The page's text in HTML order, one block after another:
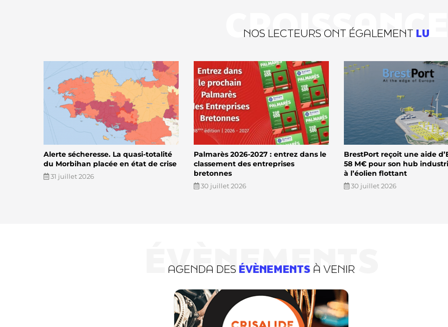
CROISSANCE
NOS LECTEURS ONT ÉGALEMENT LU
Alerte sécheresse. La quasi-totalité
du Morbihan placée en état de crise
31 juillet 2026
Palmarès 2026-2027 : entrez dans le
classement des entreprises
bretonnes
30 juillet 2026
BrestPort reçoit une aide
58 M€ pour son hub
à l’éolien flottant
30 juillet 2026
ÉVÈNEMENTS
AGENDA DES ÉVÈNEMENTS À VENIR